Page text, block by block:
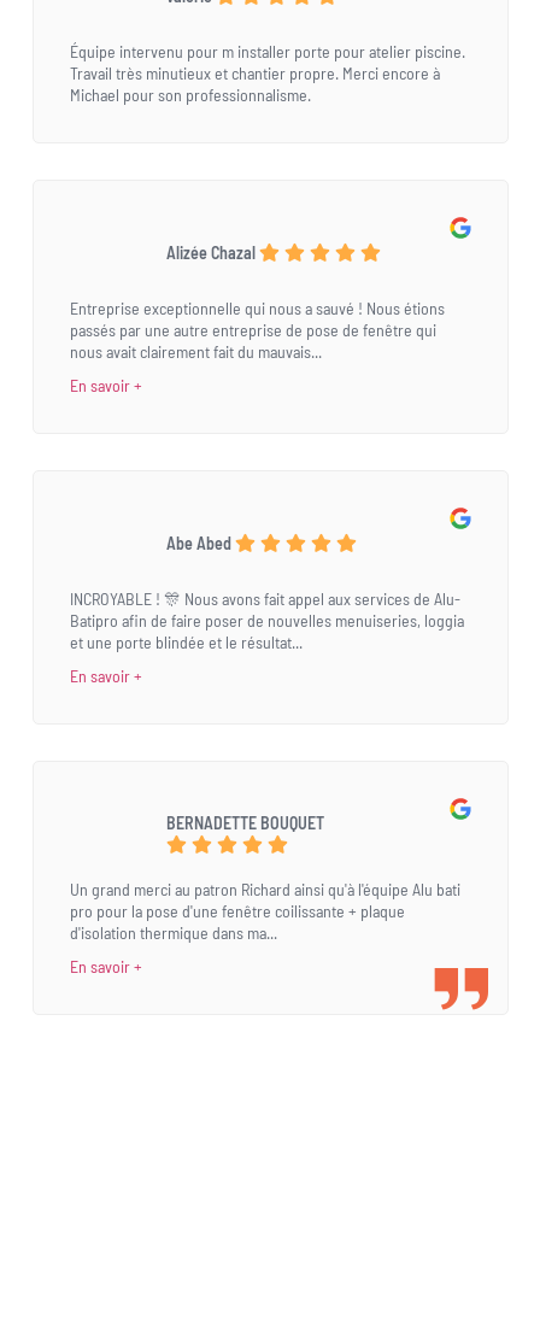
Équipe intervenu pour m installer porte pour atelier piscine.
Travail très minutieux et chantier propre. Merci encore à
Michael pour son professionnalisme.
Alizée Chazal
Entreprise exceptionnelle qui nous a sauvé ! Nous étions
passés par une autre entreprise de pose de fenêtre qui
nous avait clairement fait du mauvais...
En savoir +
Abe Abed
INCROYABLE ! 🎊 Nous avons fait appel aux services de Alu-
Batipro afin de faire poser de nouvelles menuiseries, loggia
et une porte blindée et le résultat...
En savoir +
BERNADETTE BOUQUET
Un grand merci au patron Richard ainsi qu'à l'équipe Alu bati
pro pour la pose d'une fenêtre coilissante + plaque
d'isolation thermique dans ma...
En savoir +